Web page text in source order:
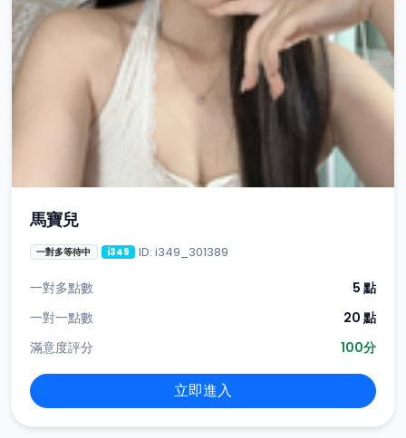
馬寶兒
一對多等待中 i349 ID: i349_301389
一對多點數
5 點
一對一點數
20 點
滿意度評分
100分
立即進入